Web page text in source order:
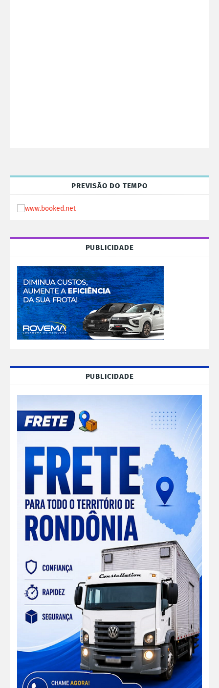
PREVISÃO DO TEMPO
PUBLICIDADE
PUBLICIDADE